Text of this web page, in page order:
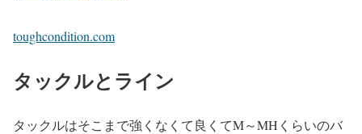
toughcondition.com
タックルとライン
タックルはそこまで強くなくて良くてM～MHくらいのバ